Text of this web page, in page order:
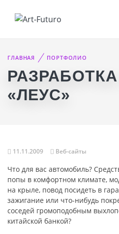
ГЛАВНАЯ ПОРТФОЛИО
«ЛЕУС»
11.11.2009 Веб-сайты
Что для вас автомобиль?
попы в комфортном климате,
на крыле, повод посидеть в
зажигание или что-нибудь
соседей громоподобным
китайской банкой?